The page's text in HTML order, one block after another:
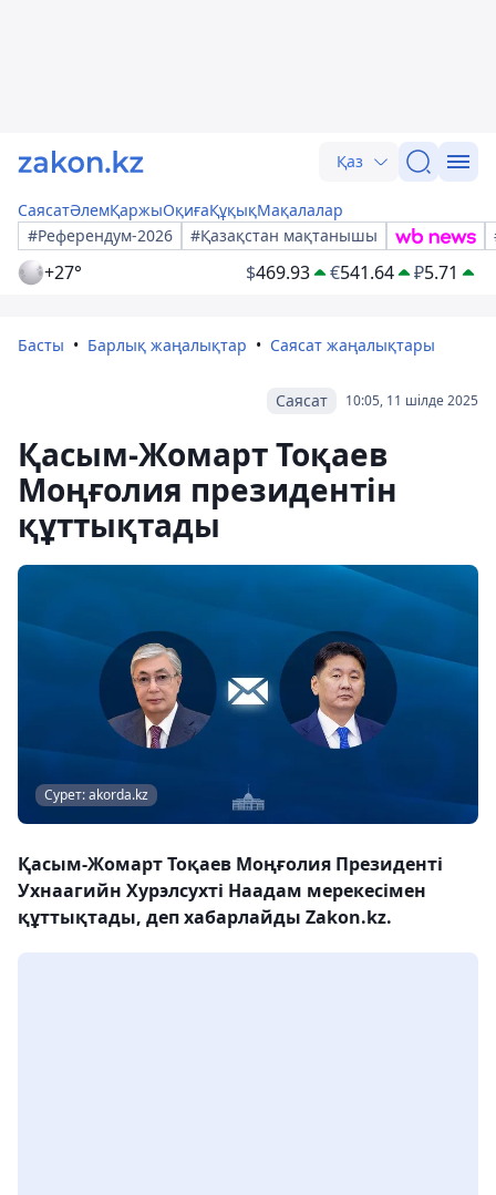
Қаз
СаясатӘлемҚаржыОқиғаҚұқықМақалалар
#Референдум-2026
#Қазақстан мақтанышы
+27° $469.93 €541.64 ₽5.71
Басты Барлық жаңалықтар Саясат жаңалықтары
10:05, 11 шілде 2025
Саясат
Қасым-Жомарт Тоқаев
Моңғолия президентін
құттықтады
Сурет: akorda.kz
Қасым-Жомарт Тоқаев Моңғолия Президенті
Ухнаагийн Хурэлсухті Наадам мерекесімен
құттықтады, деп хабарлайды Zakon.kz.